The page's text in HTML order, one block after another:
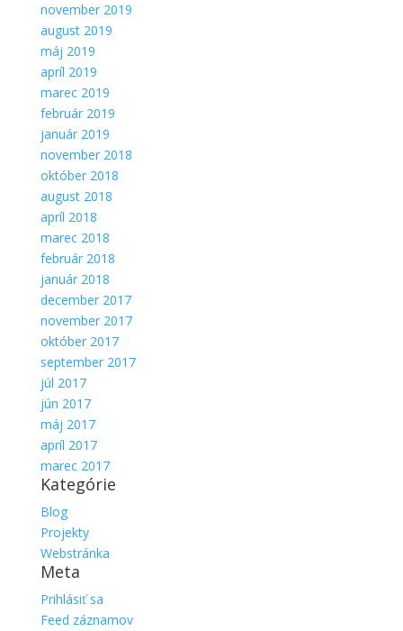
november 2019
august 2019
máj 2019
apríl 2019
marec 2019
február 2019
január 2019
november 2018
október 2018
august 2018
apríl 2018
marec 2018
február 2018
január 2018
december 2017
november 2017
október 2017
september 2017
júl 2017
jún 2017
máj 2017
apríl 2017
marec 2017
Kategórie
Blog
Projekty
Webstránka
Meta
Prihlásiť sa
Feed záznamov